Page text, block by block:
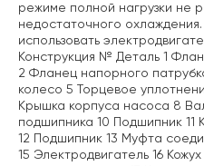
режиме полной нагрузки не
недостаточного
использовать
Конструкция № Деталь 1
2 Фланец напорного
колесо 5 Торцевое
Крышка корпуса насоса 8
подшипника 10 Подшипник 11
12 Подшипник 13 Муфта
15 Электродвигатель 16